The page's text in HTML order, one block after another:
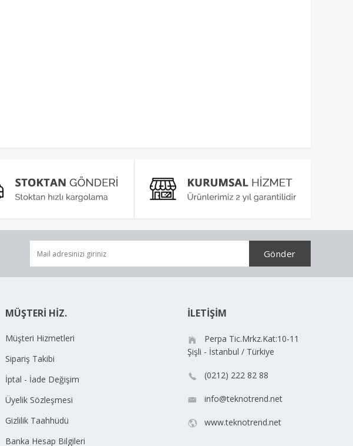
MÜŞTERİ HİZ.
Müşteri Hizmetleri
Sipariş Takibi
İptal - İade Değişim
Üyelik Sözleşmesi
Gizlilik Taahhüdü
Banka Hesap Bilgileri
İLETİŞİM
Perpa Tic.Mrkz.Kat:10-11
Şişli - İstanbul / Türkiye
(0212) 222 82 88
info@teknotrend.net
www.teknotrend.net